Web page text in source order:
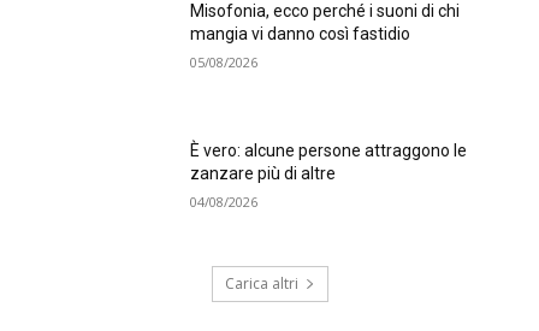
Misofonia, ecco perché i suoni di chi
mangia vi danno così fastidio
05/08/2026
È vero: alcune persone attraggono le
zanzare più di altre
04/08/2026
Carica altri